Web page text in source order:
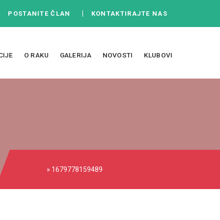
POSTANITE ČLAN KONTAKTIRAJTE NAS
O RAKU GALERIJA NOVOSTI KLUBOVI
» 1679778159489